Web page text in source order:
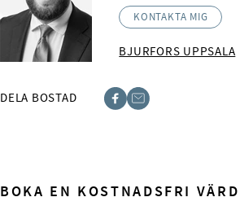
KONTAKTA MIG
BJURFORS UPPSALA
DELA BOSTAD
BOKA EN KOSTNADSFRI